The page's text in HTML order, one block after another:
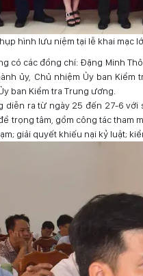
hình lưu niệm tại lễ khai mạc
có các đồng chí: Đặng Minh
ủy, Chủ nhiệm Ủy ban Kiểm
ban Kiểm tra Trung ương.
diễn ra từ ngày 25 đến 27-6 với
trọng tâm, gồm công tác tham
giải quyết khiếu nại kỷ luật;